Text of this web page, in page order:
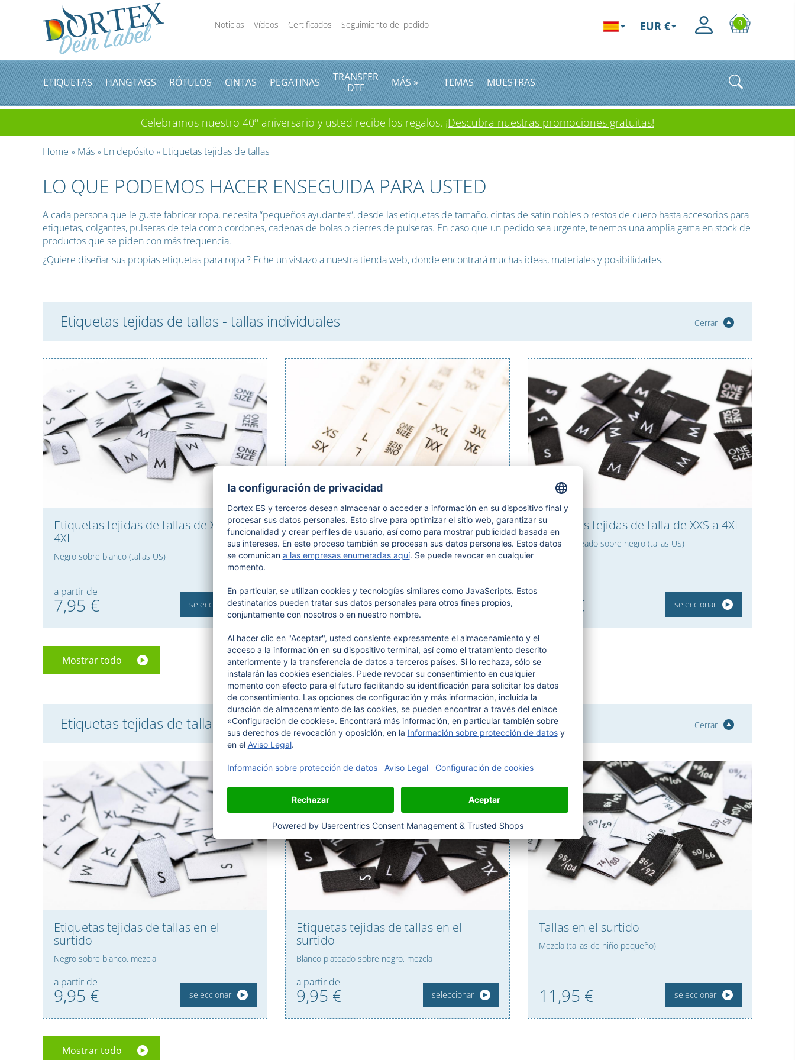
Noticias Vídeos Certificados Seguimiento del pedido 0
EUR €
ETIQUETAS HANGTAGS RÓTULOS CINTAS PEGATINAS
TRANSFER
DTF
MÁS » TEMAS MUESTRAS
Celebramos nuestro 40º aniversario y usted recibe los regalos. ¡Descubra nuestras promociones gratuitas!
Home » Más» En depósito» Etiquetas tejidas de tallas
LO QUE PODEMOS HACER ENSEGUIDA PARA USTED
A cada persona que le guste fabricar ropa, necesita “pequeños ayudantes”, desde las etiquetas de tamaño, cintas de satín nobles o restos de cuero hasta accesorios para
etiquetas, colgantes, pulseras de tela como cordones, cadenas de bolas o cierres de pulseras. En caso que un pedido sea urgente, tenemos una amplia gama en stock de
productos que se piden con más frequencia.
¿Quiere diseñar sus propias etiquetas para ropa? Eche un vistazo a nuestra tienda web, donde encontrará muchas ideas, materiales y posibilidades.
Cerrar
Etiquetas tejidas de tallas - tallas individuales
Etiquetas tejidas de tallas de XXS a
4XL
Negro sobre blanco (tallas US)
a partir de
7,95 € seleccionar
Etiquetas de tallas de algodón tejidas
– ONE SIZE, XXS a 4XL
Cinta enrollada con 50 etiquetas de algodón de una
a partir de
7,95€ seleccionar
Etiquetas tejidas de talla de XXS a 4XL
Blanco plateado sobre negro (tallas US)
€ seleccionar
Mostrar todo
Cerrar
Etiquetas tejidas de tallas - surtidos
Etiquetas tejidas de tallas en el
surtido
Negro sobre blanco, mezcla
a partir de
9,95 € seleccionar
Etiquetas tejidas de tallas en el
surtido
Blanco plateado sobre negro, mezcla
a partir de
9,95 € seleccionar
Tallas en el surtido
Mezcla (tallas de niño pequeño)
11,95 € seleccionar
Mostrar todo